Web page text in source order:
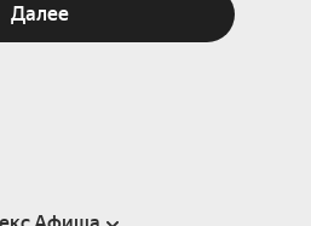
Далее